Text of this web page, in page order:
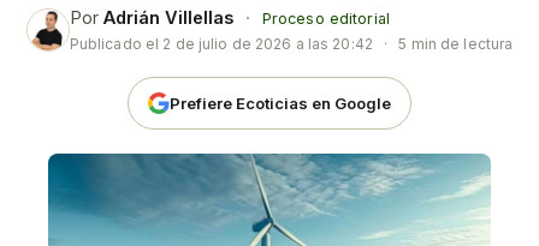
Por Adrián Villellas ·
Proceso editorial
Publicado el 2 de julio de 2026 a las 20:42 · 5 min de lectura
Prefiere Ecoticias en Google